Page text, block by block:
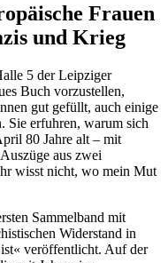
Frauen
und Krieg
5 der Leipziger
Buch vorzustellen,
gut gefüllt, auch einige
Sie erfuhren, warum sich
80 Jahre alt – mit
aus zwei
wisst nicht, wo mein Mut
Sammelband mit
Widerstand in
veröffentlicht. Auf der